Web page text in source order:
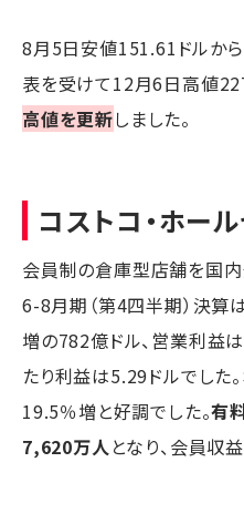
8月5日安値151.61ドルか
表を受けて12月6日高値
高値を更新しました。
コストコ・ホー
会員制の倉庫型店舗を国
6-8月期（第4四半期）決算
増の782億ドル、営業利益
たり利益は5.29ドルでした
19.5％増と好調でした。有
7,620万人となり、会員収